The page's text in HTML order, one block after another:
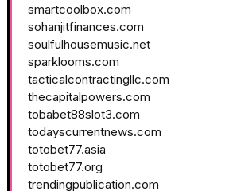
smartcoolbox.com
sohanjitfinances.com
soulfulhousemusic.net
sparklooms.com
tacticalcontractingllc.com
thecapitalpowers.com
tobabet88slot3.com
todayscurrentnews.com
totobet77.asia
totobet77.org
trendingpublication.com